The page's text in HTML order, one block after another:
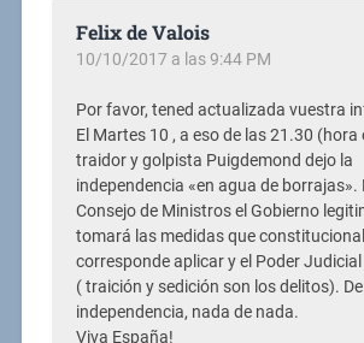
Felix de Valois
10/10/2017 a las 9:44 PM
Por favor, tened actualizada vuestra
El Martes 10 , a eso de las 21.30 (hora
traidor y golpista Puigdemond dejo la
independencia «en agua de borrajas».
Consejo de Ministros el Gobierno
tomará las medidas que
corresponde aplicar y el Poder
( traición y sedición son los delitos). De
independencia, nada de nada.
Viva España!